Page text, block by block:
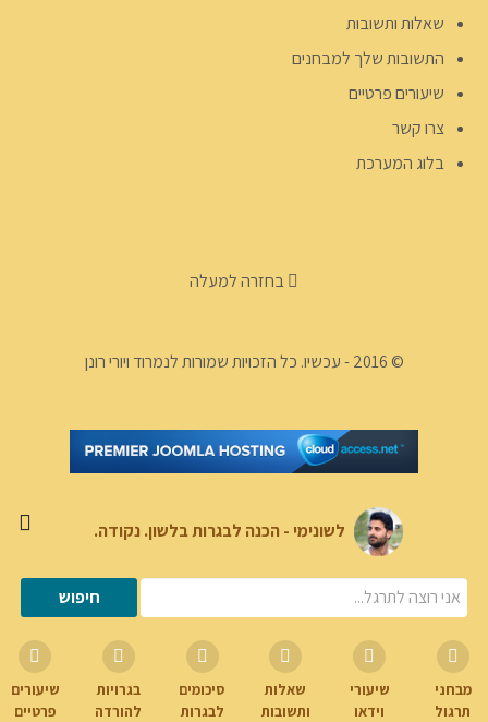
שאלות ותשובות
התשובות שלך למבחנים
שיעורים פרטיים
צרו קשר
בלוג המערכת
בחזרה למעלה
© 2016 - עכשיו. כל הזכויות שמורות לנמרוד ויורי רונן
לשונימי - הכנה לבגרות בלשון. נקודה.
מבחני
תרגול
שיעורי
וידאו
שאלות
ותשובות
סיכומים
לבגרות
בגרויות
להורדה
שיעורים
פרטיים